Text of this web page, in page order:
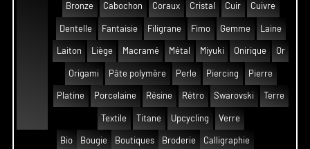
Bronze Cabochon Coraux Cristal Cuir Cuivre
Dentelle Fantaisie Filigrane Fimo Gemme Laine
Laiton Liège Macramé Métal Miyuki Onirique Or
Origami Pâte polymère Perle Piercing Pierre
Platine Porcelaine Résine Rétro Swarovski Terre
Textile Titane Upcycling Verre
Bio Bougie Boutiques Broderie Calligraphie